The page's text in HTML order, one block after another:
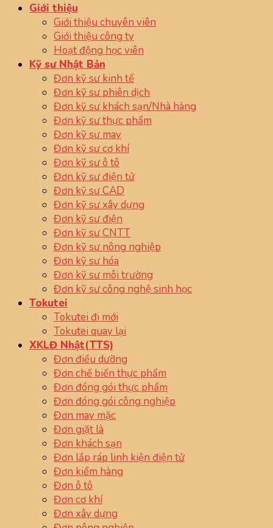
Giới thiệu
Giới thiệu chuyên viên
Giới thiệu công ty
Hoạt động học viên
Kỹ sư Nhật Bản
Đơn kỹ sư kinh tế
Đơn kỹ sư phiên dịch
Đơn kỹ sư khách sạn/Nhà hàng
Đơn kỹ sư thực phẩm
Đơn kỹ sư may
Đơn kỹ sư cơ khí
Đơn kỹ sư ô tô
Đơn kỹ sư điện tử
Đơn kỹ sư CAD
Đơn kỹ sư xây dựng
Đơn kỹ sư điện
Đơn kỹ sư CNTT
Đơn kỹ sư nông nghiệp
Đơn kỹ sư hóa
Đơn kỹ sư môi trường
Đơn kỹ sư công nghệ sinh học
Tokutei
Tokutei đi mới
Tokutei quay lại
XKLĐ Nhật(TTS)
Đơn điều dưỡng
Đơn chế biến thực phẩm
Đơn đóng gói thực phẩm
Đơn đóng gói công nghiệp
Đơn may mặc
Đơn giặt là
Đơn khách sạn
Đơn lắp ráp linh kiện điện tử
Đơn kiểm hàng
Đơn ô tô
Đơn cơ khí
Đơn xây dựng